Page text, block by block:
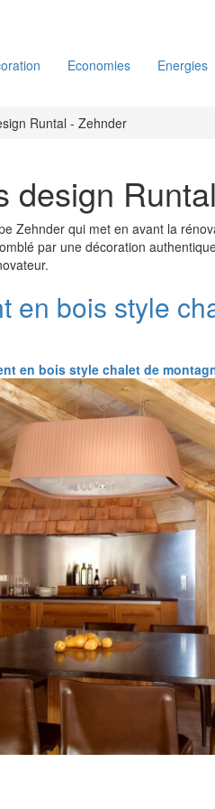
Economies Energies
Runtal - Zehnder
design
Zehnder qui met en avant la
par une décoration
en bois style
en bois style chalet de